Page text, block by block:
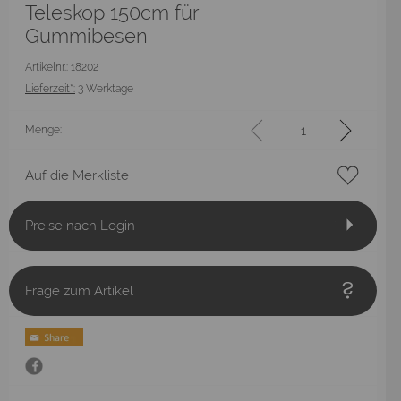
Teleskop 150cm für
Gummibesen
Artikelnr.: 18202
Lieferzeit*: 3 Werktage
Menge:
Auf die Merkliste
Preise nach Login
Frage zum Artikel